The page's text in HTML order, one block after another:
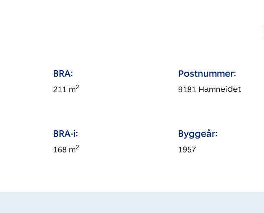
BRA:
211 m2
Postnummer:
9181 Hamneidet
BRA-i:
168m2
Byggeår:
1957